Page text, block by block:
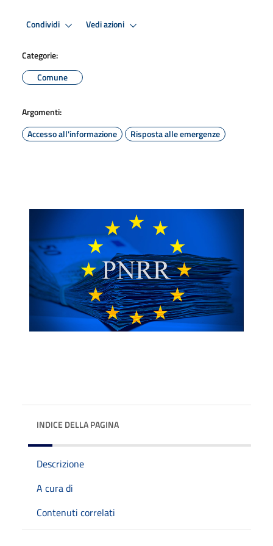
Condividi Vedi azioni
Categorie:
Comune
Argomenti:
Accesso all'informazione
Risposta alle emergenze
INDICE DELLA PAGINA
Descrizione
A cura di
Contenuti correlati